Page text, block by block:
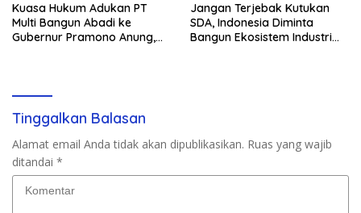
Kuasa Hukum Adukan PT
Multi Bangun Abadi ke
Gubernur Pramono Anung,
Jangan Terjebak Kutukan
SDA, Indonesia Diminta
Bangun Ekosistem Industri
Tinggalkan Balasan
Alamat email Anda tidak akan dipublikasikan. Ruas yang wajib
ditandai *